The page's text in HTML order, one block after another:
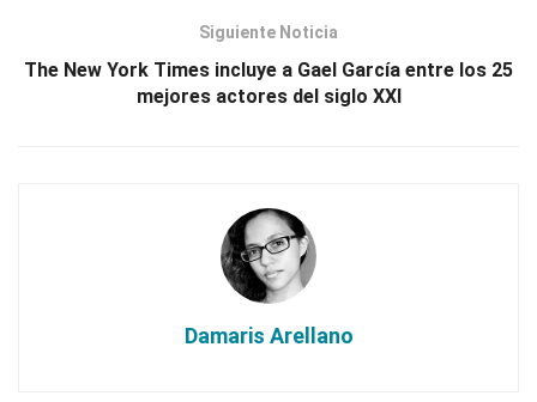
Siguiente Noticia
The New York Times incluye a Gael García entre los 25
mejores actores del siglo XXI
Damaris Arellano